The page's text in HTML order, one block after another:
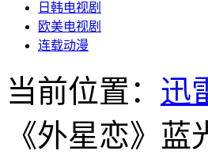
日韩电视剧
欧美电视剧
连载动漫
当前位置： 迅
《外星恋》蓝